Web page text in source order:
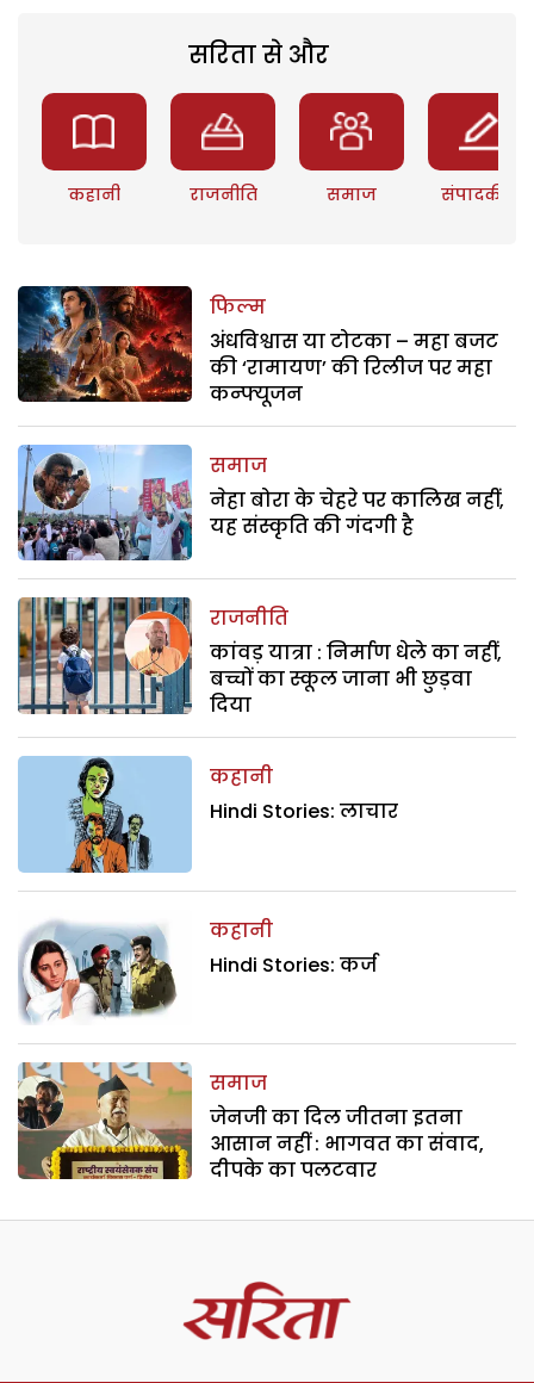
सरिता से और
कहानी राजनीति समाज संपादकीय
फिल्म
अंधविश्वास या टोटका – महा बजट
की ‘रामायण’ की रिलीज पर महा
कन्फ्यूजन
समाज
नेहा बोरा के चेहरे पर कालिख नहीं,
यह संस्कृति की गंदगी है
राजनीति
कांवड़ यात्रा : निर्माण धेले का नहीं,
बच्चों का स्कूल जाना भी छुड़वा
दिया
कहानी
Hindi Stories: लाचार
कहानी
Hindi Stories: कर्ज
समाज
जेनजी का दिल जीतना इतना
आसान नहीं : भागवत का संवाद,
दीपके का पलटवार